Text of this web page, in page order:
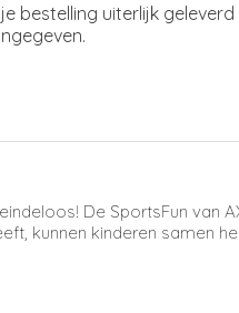
bestelling uiterlijk
De SportsFun van
kunnen kinderen samen